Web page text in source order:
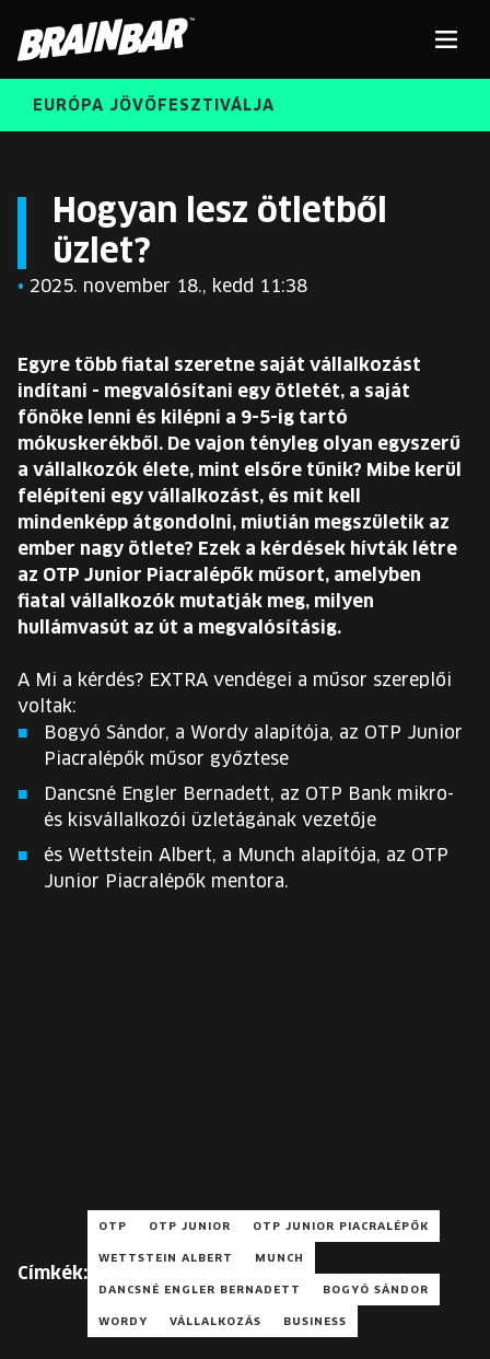
Bar
BRAIN BAR™ TRIBE
EURÓPA JÖVŐFESZTIVÁLJA
ELŐADÓK
INGYENES DIÁK- ÉS TANÁRREGISZTRÁCIÓ
JEGYEK
KOSÁR
EN
Change
language:
EN
EURÓPA JÖVŐFESZTIVÁLJA
INGYENES DIÁK- ÉS TANÁRREGISZTRÁCIÓ
Hogyan lesz ötletből
üzlet?
• 2025. november 18., kedd 11:38
Egyre több fiatal szeretne saját vállalkozást
indítani - megvalósítani egy ötletét, a saját
főnöke lenni és kilépni a 9-5-ig tartó
mókuskerékből. De vajon tényleg olyan egyszerű
a vállalkozók élete, mint elsőre tűnik? Mibe kerül
felépíteni egy vállalkozást, és mit kell
mindenképp átgondolni, miutián megszületik az
ember nagy ötlete? Ezek a kérdések hívták létre
az OTP Junior Piacralépők műsort, amelyben
fiatal vállalkozók mutatják meg, milyen
hullámvasút az út a megvalósításig.
A Mi a kérdés? EXTRA vendégei a műsor szereplői
voltak:
Bogyó Sándor, a Wordy alapítója, az OTP Junior
Piacralépők műsor győztese
Dancsné Engler Bernadett, az OTP Bank mikro-
és kisvállalkozói üzletágának vezetője
és Wettstein Albert, a Munch alapítója, az OTP
Junior Piacralépők mentora.
Címkék:
OTP OTP JUNIOR OTP JUNIOR PIACRALÉPŐK
WETTSTEIN ALBERT MUNCH
DANCSNÉ ENGLER BERNADETT BOGYÓ SÁNDOR
WORDY VÁLLALKOZÁS BUSINESS